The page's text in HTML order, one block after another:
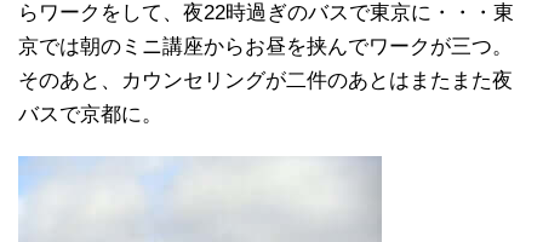
らワークをして、夜22時過ぎのバスで東京に・・・東
京では朝のミニ講座からお昼を挟んでワークが三つ。
そのあと、カウンセリングが二件のあとはまたまた夜
バスで京都に。